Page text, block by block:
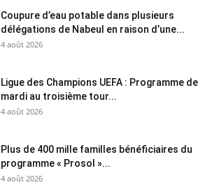
Coupure d’eau potable dans plusieurs
délégations de Nabeul en raison d’une...
4 août 2026
Ligue des Champions UEFA : Programme de
mardi au troisième tour...
4 août 2026
Plus de 400 mille familles bénéficiaires du
programme « Prosol »...
4 août 2026